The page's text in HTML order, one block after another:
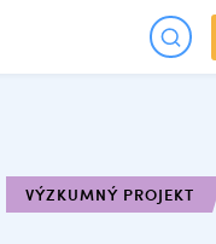
VÝZKUMNÝ PROJEKT